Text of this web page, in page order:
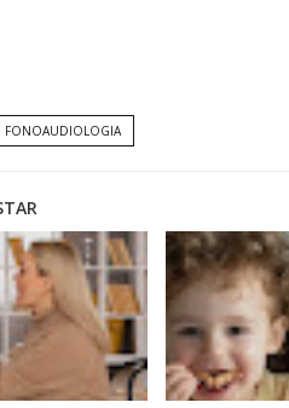
FONOAUDIOLOGIA